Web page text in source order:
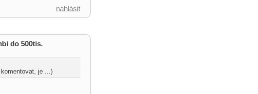
nahlásit
do 500tis.
je ...)